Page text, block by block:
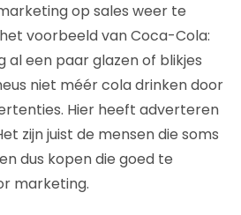
op sales weer te
voorbeeld van Coca-Cola:
al een paar glazen of blikjes
niet méér cola drinken door
Hier heeft adverteren
zijn juist de mensen die soms
dus kopen die goed te
marketing.